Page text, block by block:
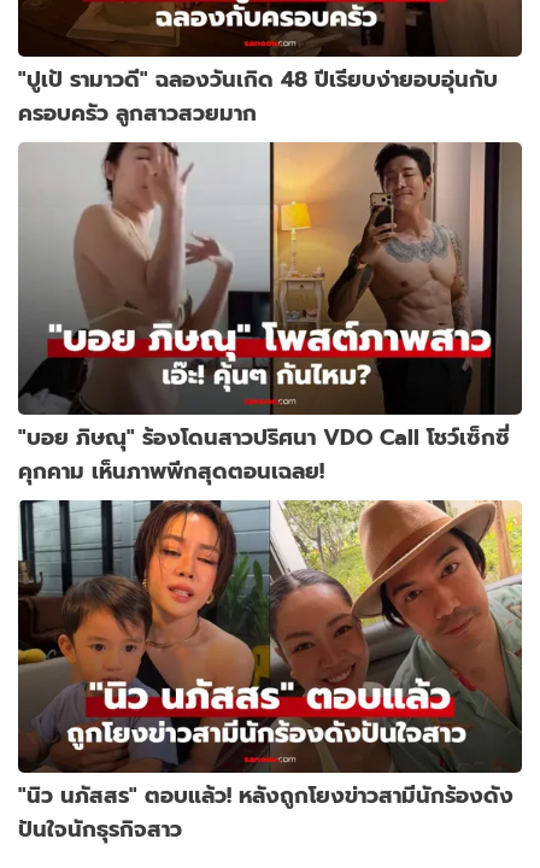
"ปูเป้ รามาวดี" ฉลองวันเกิด 48 ปีเรียบง่ายอบอุ่นกับ
ครอบครัว ลูกสาวสวยมาก
"บอย ภิษณุ" ร้องโดนสาวปริศนา VDO Call โชว์เซ็กซี่
คุกคาม เห็นภาพพีกสุดตอนเฉลย!
"นิว นภัสสร" ตอบแล้ว! หลังถูกโยงข่าวสามีนักร้องดัง
ปันใจนักธุรกิจสาว